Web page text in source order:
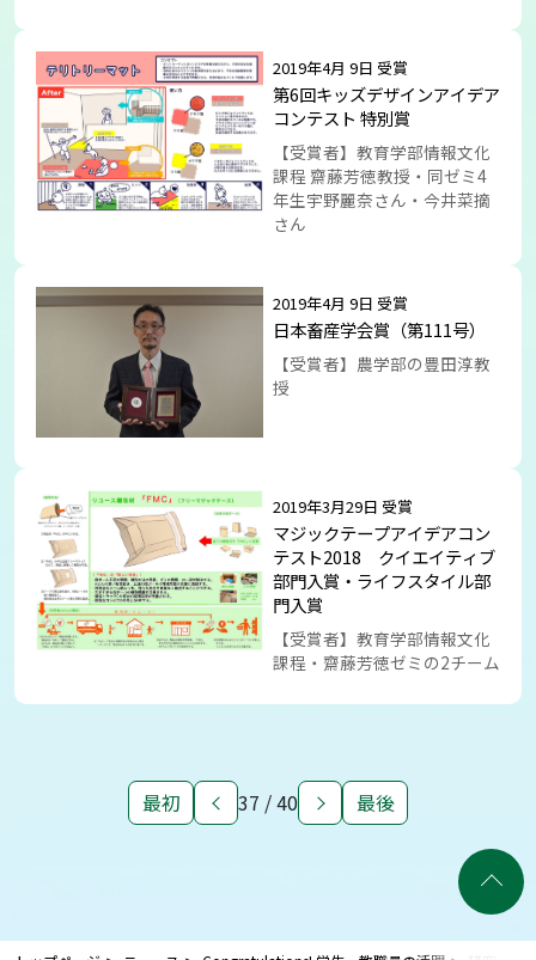
2019年4月 9日 受賞
第6回キッズデザインアイデア
コンテスト 特別賞
【受賞者】教育学部情報文化
課程 齋藤芳徳教授・同ゼミ4
年生宇野麗奈さん・今井菜摘
さん
2019年4月 9日 受賞
日本畜産学会賞（第111号）
【受賞者】農学部の豊田淳教
授
2019年3月29日 受賞
マジックテープアイデアコン
テスト2018 クイエイティブ
部門入賞・ライフスタイル部
門入賞
【受賞者】教育学部情報文化
課程・齋藤芳徳ゼミの2チーム
最初 37 / 40 最後